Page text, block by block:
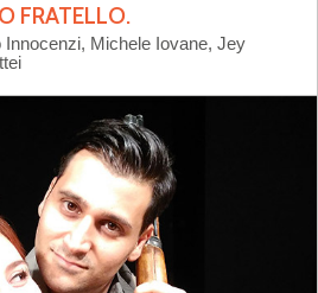
FRATELLO.
Michele Iovane, Jey